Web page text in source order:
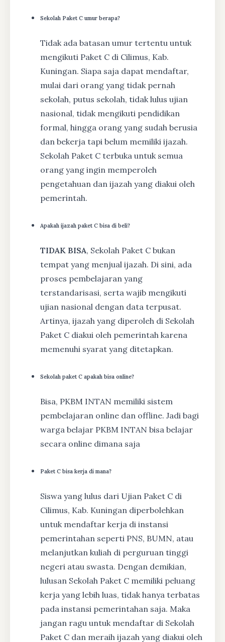
Sekolah Paket C umur berapa?
Tidak ada batasan umur tertentu untuk
mengikuti Paket C di Cilimus, Kab.
Kuningan. Siapa saja dapat mendaftar,
mulai dari orang yang tidak pernah
sekolah, putus sekolah, tidak lulus ujian
nasional, tidak mengikuti pendidikan
formal, hingga orang yang sudah berusia
dan bekerja tapi belum memiliki ijazah.
Sekolah Paket C terbuka untuk semua
orang yang ingin memperoleh
pengetahuan dan ijazah yang diakui oleh
pemerintah.
Apakah ijazah paket C bisa di beli?
TIDAK BISA, Sekolah Paket C bukan
tempat yang menjual ijazah. Di sini, ada
proses pembelajaran yang
terstandarisasi, serta wajib mengikuti
ujian nasional dengan data terpusat.
Artinya, ijazah yang diperoleh di Sekolah
Paket C diakui oleh pemerintah karena
memenuhi syarat yang ditetapkan.
Sekolah paket C apakah bisa online?
Bisa, PKBM INTAN memiliki sistem
pembelajaran online dan offline. Jadi bagi
warga belajar PKBM INTAN bisa belajar
secara online dimana saja
Paket C bisa kerja di mana?
Siswa yang lulus dari Ujian Paket C di
Cilimus, Kab. Kuningan diperbolehkan
untuk mendaftar kerja di instansi
pemerintahan seperti PNS, BUMN, atau
melanjutkan kuliah di perguruan tinggi
negeri atau swasta. Dengan demikian,
lulusan Sekolah Paket C memiliki peluang
kerja yang lebih luas, tidak hanya terbatas
pada instansi pemerintahan saja. Maka
jangan ragu untuk mendaftar di Sekolah
Paket C dan meraih ijazah yang diakui oleh